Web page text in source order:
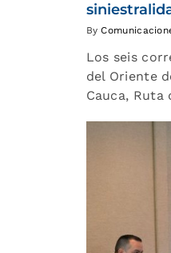
By
Los seis
del Oriente
Cauca, Ruta